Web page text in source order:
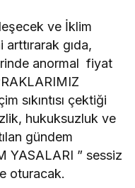
ve İklim
gıda,
anormal fiyat
sıkıntısı çektiği
hukuksuzluk ve
gündem
YASALARI ” sessiz
oturacak.